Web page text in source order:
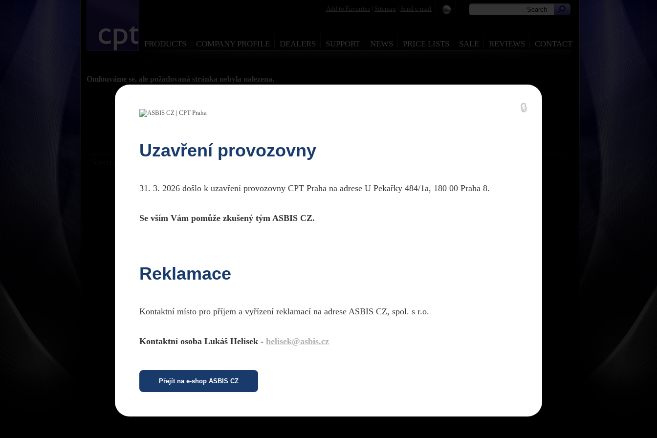
PRODUCTS COMPANY PROFILE DEALERS SUPPORT NEWS PRICE LISTS SALE REVIEWS CONTACT
Add to Favorites Sitemap Send e-mail
🔒
Uzavření provozovny
31. 3. 2026 došlo k uzavření provozovny CPT Praha na adrese U Pekařky 484/1a, 180 00 Praha 8.
Se vším Vám pomůže zkušený tým ASBIS CZ.
Reklamace
Kontaktní místo pro příjem a vyřízení reklamací na adrese ASBIS CZ, spol. s r.o.
Kontaktní osoba Lukáš Helísek -helisek@asbis.cz
Přejít na e-shop ASBIS CZ
Omlouváme se, ale požadovaná stránka nebyla nalezena.